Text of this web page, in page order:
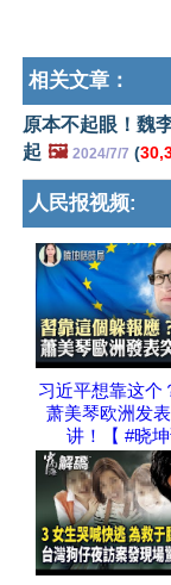
相关文章：
原本不起眼！魏
起 🖼️ 2024/7/7 (
人民报视频:
习近平想靠这个
萧美琴欧洲发
讲！【 #晓